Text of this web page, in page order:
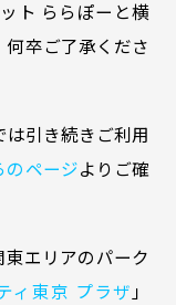
ト ららぽーと横
卒ご了承くださ
引き続きご利用
のページよりご確
エリアのパーク
ィ東京 プラザ 」